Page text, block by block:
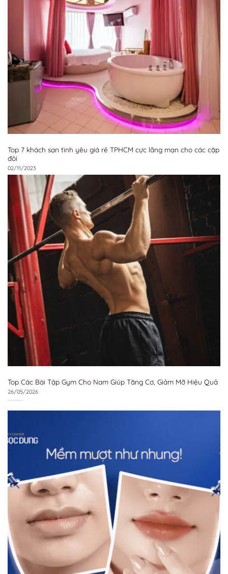
Top 7 khách sạn tình yêu giá rẻ TPHCM cực lãng mạn cho các cặp
đôi
02/11/2023
Top Các Bài Tập Gym Cho Nam Giúp Tăng Cơ, Giảm Mỡ Hiệu Quả
26/05/2026